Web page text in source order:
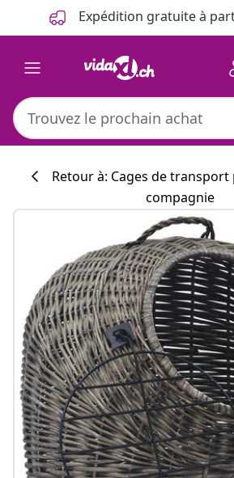
Précédent Expédition gratuite à
Retour à: Cages de
compagnie